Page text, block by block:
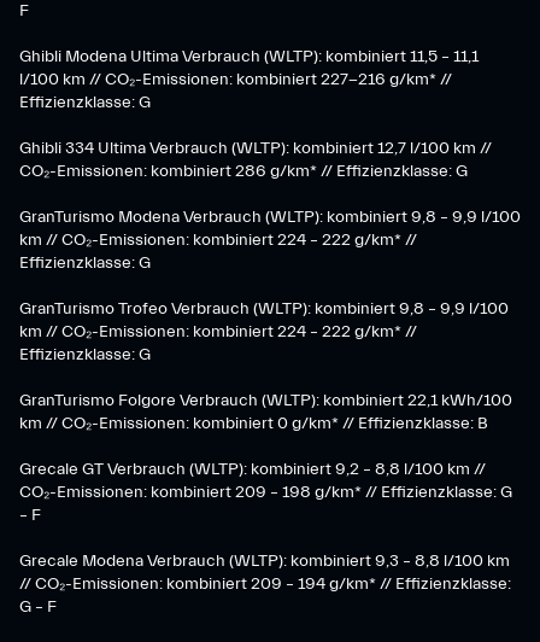
F
Ghibli Modena Ultima Verbrauch (WLTP): kombiniert 11,5 – 11,1
l/100 km // CO₂-Emissionen: kombiniert 227-216 g/km* //
Effizienzklasse: G
Ghibli 334 Ultima Verbrauch (WLTP): kombiniert 12,7 l/100 km //
CO₂-Emissionen: kombiniert 286 g/km* // Effizienzklasse: G
GranTurismo Modena Verbrauch (WLTP): kombiniert 9,8 – 9,9 l/100
km // CO₂-Emissionen: kombiniert 224 – 222 g/km* //
Effizienzklasse: G
GranTurismo Trofeo Verbrauch (WLTP): kombiniert 9,8 – 9,9 l/100
km // CO₂-Emissionen: kombiniert 224 – 222 g/km* //
Effizienzklasse: G
GranTurismo Folgore Verbrauch (WLTP): kombiniert 22,1 kWh/100
km // CO₂-Emissionen: kombiniert 0 g/km* // Effizienzklasse: B
Grecale GT Verbrauch (WLTP): kombiniert 9,2 – 8,8 l/100 km //
CO₂-Emissionen: kombiniert 209 – 198 g/km* // Effizienzklasse: G
– F
Grecale Modena Verbrauch (WLTP): kombiniert 9,3 – 8,8 l/100 km
// CO₂-Emissionen: kombiniert 209 – 194 g/km* // Effizienzklasse:
G – F